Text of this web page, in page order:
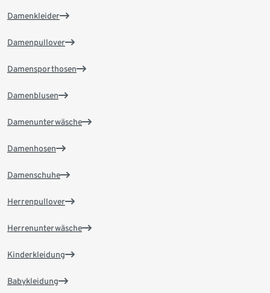
Damenkleider
Damenpullover
Damensporthosen
Damenblusen
Damenunterwäsche
Damenhosen
Damenschuhe
Herrenpullover
Herrenunterwäsche
Kinderkleidung
Babykleidung